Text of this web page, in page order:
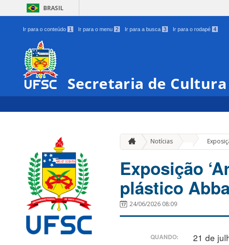
BRASIL
Ir para o conteúdo 1 Ir para o menu 2 Ir para a busca 3 Ir para o rodapé 4
Secretaria de
Notícias
Exposição
plástico
24/06/2026 08:09
QUANDO: 21 de